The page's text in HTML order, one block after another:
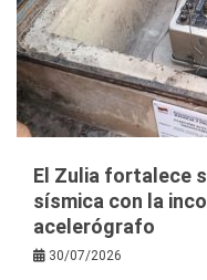
El Zulia fortalece
sísmica con la
acelerógrafo
30/07/2026